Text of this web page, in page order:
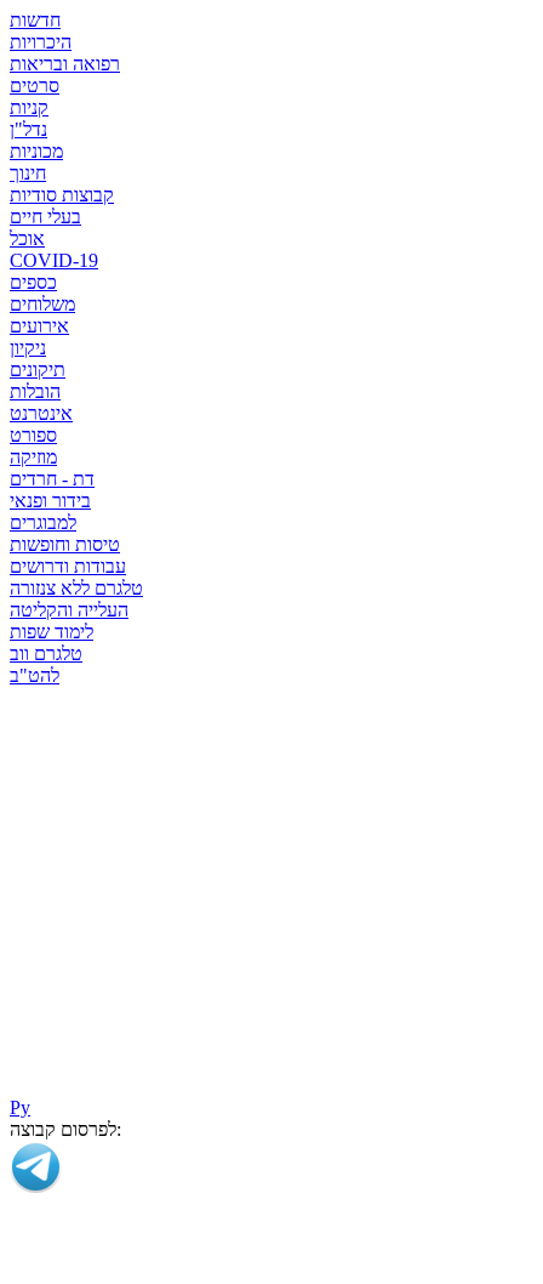
חדשות
היכרויות
רפואה ובריאות
סרטים
קניות
נדל"ן
מכוניות
חינוך
קבוצות סודיות
בעלי חיים
אוכל
COVID-19
כספים
משלוחים
אירועים
ניקיון
תיקונים
הובלות
אינטרנט
ספורט
מוזיקה
דת - חרדים
בידור ופנאי
למבוגרים
טיסות וחופשות
עבודות ודרושים
טלגרם ללא צנזורה
העלייה והקליטה
לימוד שפות
טלגרם ווב
להט"ב
Ру
לפרסום קבוצה: